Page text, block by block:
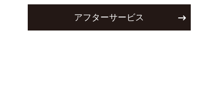
アフターサービス